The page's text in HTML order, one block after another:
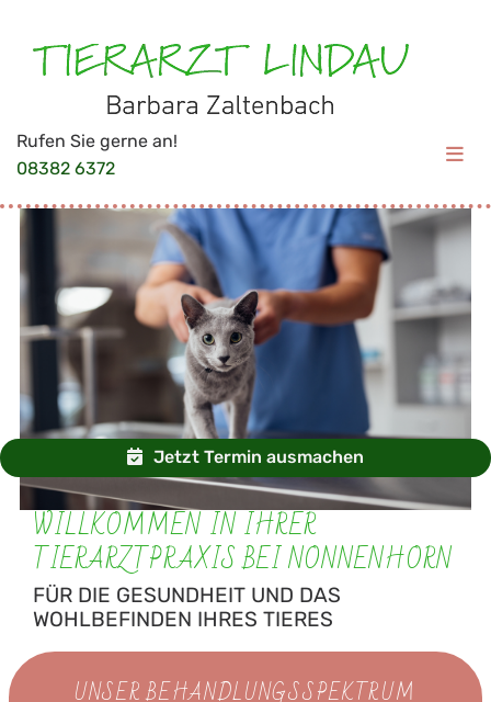
Rufen Sie gerne an!
08382 6372
Jetzt Termin ausmachen
WILLKOMMEN IN IHRER
TIERARZTPRAXIS BEI NONNENHORN
FÜR DIE GESUNDHEIT UND DAS
WOHLBEFINDEN IHRES TIERES
UNSER BEHANDLUNGSSPEKTRUM